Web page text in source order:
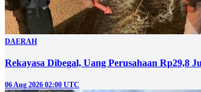
DAERAH
Rekayasa Dibegal, Uang Perusahaan Rp29,8
06 Aug 2026 02:00 UTC